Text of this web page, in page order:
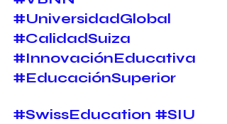
#UniversidadGlobal
#CalidadSuiza
#InnovaciónEducativa
#EducaciónSuperior
#SwissEducation #SIU